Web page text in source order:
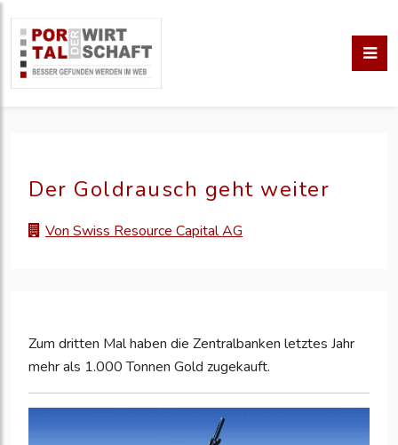
Der Goldrausch geht weiter
Von Swiss Resource Capital AG
Zum dritten Mal haben die Zentralbanken letztes Jahr
mehr als 1.000 Tonnen Gold zugekauft.